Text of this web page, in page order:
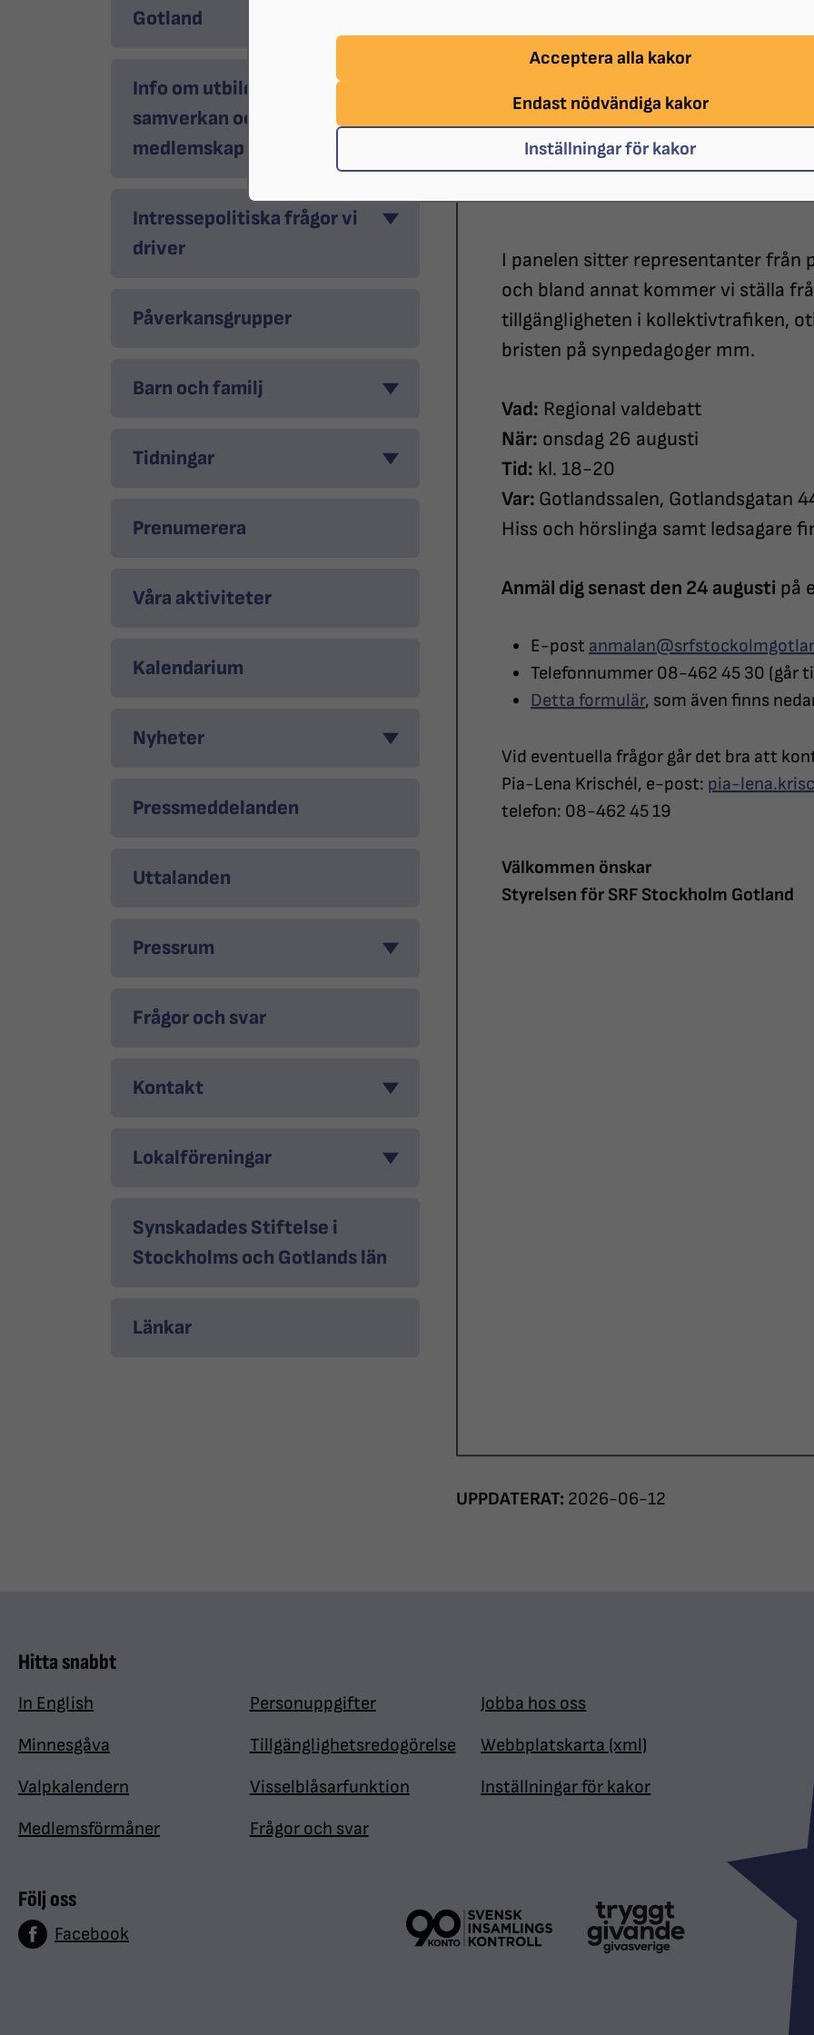
Acceptera alla kakor
Endast nödvändiga kakor
Inställningar för kakor
Gotland
Info om utbildningar,
samverkan och
medlemskap
Intressepolitiska frågor vi
driver
Påverkansgrupper
Barn och familj
Tidningar
Prenumerera
Våra aktiviteter
Kalendarium
Nyheter
Pressmeddelanden
Uttalanden
Pressrum
Frågor och svar
Kontakt
Lokalföreningar
Synskadades Stiftelse i
Stockholms och Gotlands län
Länkar
DATUM:
2026-08-26 klockan 18:00 -
PLATS:
Gotlandssalen, Gotlandsgatan
ARRANGÖR:
Distriktet SRF Stockholm
SISTA ANMÄLNINGSDATUM:
2026-
I panelen sitter representanter från
och bland annat kommer vi ställa
tillgängligheten i kollektivtrafiken,
bristen på synpedagoger mm.
Vad: Regional valdebatt
När: onsdag 26 augusti
Tid: kl. 18-20
Var: Gotlandssalen, Gotlandsgatan
Hiss och hörslinga samt ledsagare
Anmäl dig senast den 24 augusti på
E-post
Telefonnummer 08-462 45 30 (går
Detta formulär, som även finns
Vid eventuella frågor går det bra att
Pia-Lena Krischél, e-post: pia-
telefon: 08-462 45 19
Välkommen önskar
Styrelsen för SRF Stockholm Gotland
UPPDATERAT: 2026-06-12
Hitta snabbt
In English
Minnesgåva
Valpkalendern
Medlemsförmåner
Personuppgifter
Tillgänglighetsredogörelse
Visselblåsarfunktion
Frågor och svar
Jobba hos oss
Webbplatskarta (xml)
Inställningar för kakor
Följ oss
Facebook